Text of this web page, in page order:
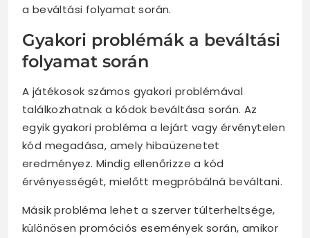
a beváltási folyamat során.
Gyakori problémák a beváltási
folyamat során
A játékosok számos gyakori problémával
találkozhatnak a kódok beváltása során. Az
egyik gyakori probléma a lejárt vagy érvénytelen
kód megadása, amely hibaüzenetet
eredményez. Mindig ellenőrizze a kód
érvényességét, mielőtt megpróbálná beváltani.
Másik probléma lehet a szerver túlterheltsége,
különösen promóciós események során, amikor